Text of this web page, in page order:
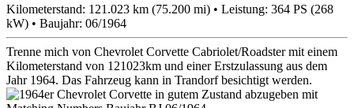
Kilometerstand: 121.023 km (75.200 mi) • Leistung: 364 PS (268
kW) • Baujahr: 06/1964
Trenne mich von Chevrolet Corvette Cabriolet/Roadster mit einem
Kilometerstand von 121023km und einer Erstzulassung aus dem
Jahr 1964. Das Fahrzeug kann in Trandorf besichtigt werden.